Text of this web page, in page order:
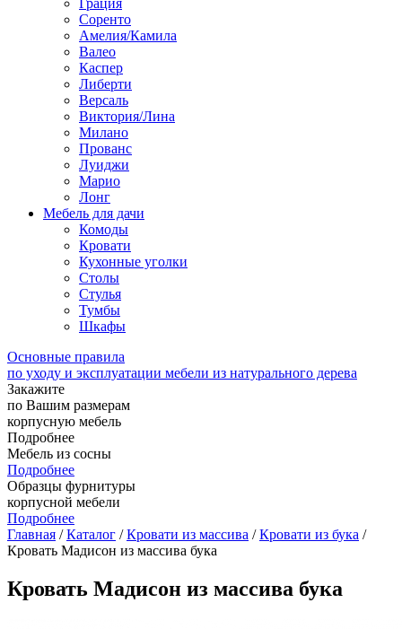
Грация
Соренто
Амелия/Камила
Валео
Каспер
Либерти
Версаль
Виктория/Лина
Милано
Прованс
Луиджи
Марио
Лонг
Мебель для дачи
Комоды
Кровати
Кухонные уголки
Столы
Стулья
Тумбы
Шкафы
Основные правила
по уходу и эксплуатации мебели из натурального дерева
Закажите
по Вашим размерам
корпусную мебель
Подробнее
Мебель из сосны
Подробнее
Образцы фурнитуры
корпусной мебели
Подробнее
Главная /Каталог /Кровати из массива /Кровати из бука /
Кровать Мадисон из массива бука
Кровать Мадисон из массива бука